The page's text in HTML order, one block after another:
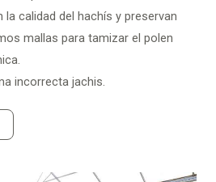
calidad del hachís y preservan
mallas para tamizar el polen
incorrecta jachis.